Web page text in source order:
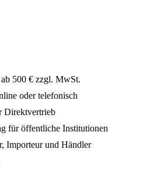
500 € zzgl. MwSt.
oder telefonisch
Direktvertrieb
für öffentliche Institutionen
Importeur und Händler